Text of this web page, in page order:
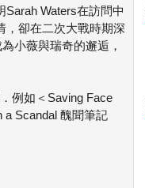
Sarah Waters在訪問中
，卻在二次大戰時期深
為小薇與瑞奇的邂逅，
例如＜Saving Face
a Scandal 醜聞筆記